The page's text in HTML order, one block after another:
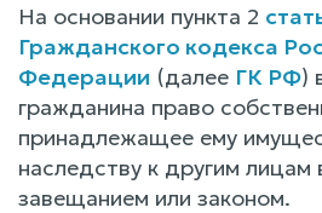
На основании пункта 2
Гражданского кодекса
Федерации (далее ГК РФ)
гражданина право
принадлежащее ему
наследству к другим лицам
завещанием или законом.